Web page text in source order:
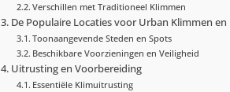
Verschillen met Traditioneel Klimmen
De Populaire Locaties voor Urban Klimmen en
Toonaangevende Steden en Spots
Beschikbare Voorzieningen en Veiligheid
Uitrusting en Voorbereiding
Essentiële Klimuitrusting